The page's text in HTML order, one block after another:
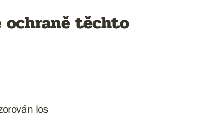
ochraně těchto
los